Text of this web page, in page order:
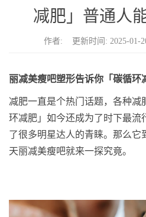
减肥」普通人
作者: 更新时间: 2025-01-
丽减美瘦吧塑形告诉你「碳循环
减肥一直是个热门话题，各种减
环减肥」 如今还成为了时下最流
了很多明星达人的青睐。那么它
天丽减美瘦吧就来一探究竟。